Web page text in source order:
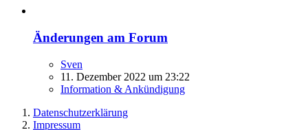
Änderungen am Forum
Sven
11. Dezember 2022 um 23:22
Information & Ankündigung
Datenschutzerklärung
Impressum